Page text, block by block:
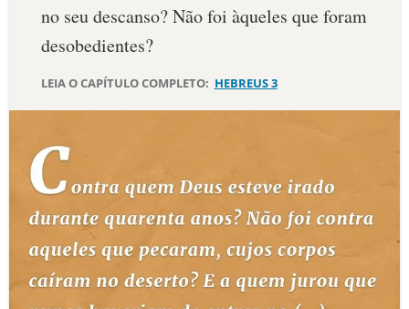
DEVOCIONAL DIÁRIO
10 MANDAMENTOS
ESBOÇOS DE PREGAÇÃO
TEMAS
PERGUNTE À BÍBLIA IA
TERMO BÍBLICO JOGOS
no seu descanso? Não foi àqueles que foram
desobedientes?
LEIA O CAPÍTULO COMPLETO: HEBREUS 3